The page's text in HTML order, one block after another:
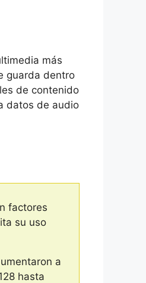
más
guarda dentro
de contenido
datos de audio
factores
su uso
a
hasta